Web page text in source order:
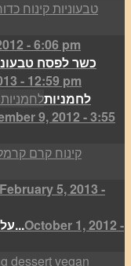
- 6:06 pm
כשר לפסח
- 12:59 pm
לחמניות
9, 2012 - 3:55
February 5, 2013 -
על האש טבעוני… חג עצמאות שמח...October 1, 2012 -